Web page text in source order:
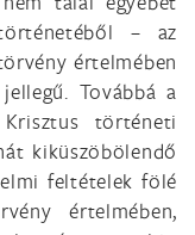
– az
értelmében
Továbbá a
történeti
kiküszöbölendő
feltételek fölé
értelmében,